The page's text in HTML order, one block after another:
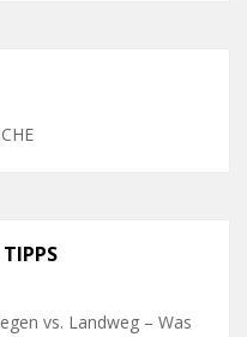
vs. Landweg – Was